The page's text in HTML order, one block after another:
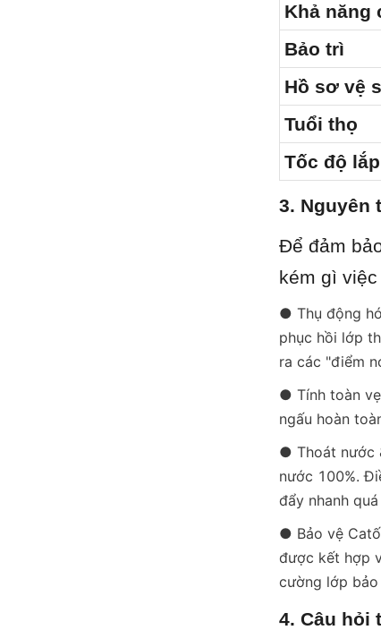
Khả năng
Bảo trì
Hồ sơ vệ
Tuổi thọ
Tốc độ
3. Nguyên
Để đảm
kém gì
● Thụ động
phục hồi lớp
ra các "điểm
● Tính toàn
ngấu hoàn
● Thoát nước
nước 100%.
đẩy nhanh
● Bảo vệ
được kết hợp
cường lớp
4. Câu hỏi